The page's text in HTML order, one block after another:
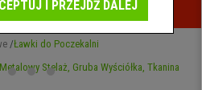
oferty -
Ławki do Poczekalni
I PRZEJDŹ DALEJ